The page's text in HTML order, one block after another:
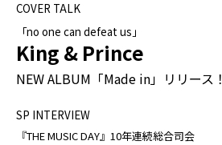
COVER TALK
「no one can defeat us」
King & Prince
NEW ALBUM「Made in」リリース！
SP INTERVIEW
『THE MUSIC DAY』10年連続総合司会